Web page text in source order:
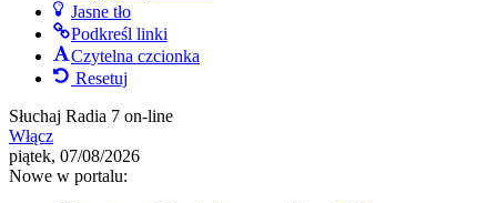
Jasne tło
Podkreśl linki
Czytelna czcionka
Resetuj
Słuchaj Radia 7 on-line
Włącz
piątek, 07/08/2026
Nowe w portalu: